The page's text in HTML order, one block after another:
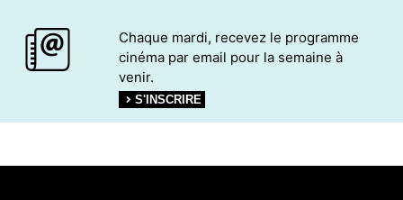
Chaque mardi, recevez le programme
cinéma par email pour la semaine à
venir.
S'INSCRIRE